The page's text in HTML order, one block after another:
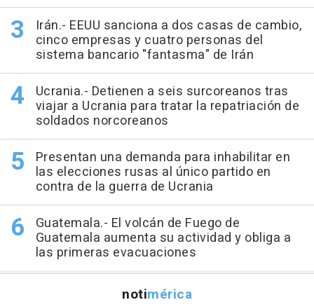
Irán.- EEUU sanciona a dos casas de cambio,
cinco empresas y cuatro personas del
sistema bancario "fantasma" de Irán
Ucrania.- Detienen a seis surcoreanos tras
viajar a Ucrania para tratar la repatriación de
soldados norcoreanos
Presentan una demanda para inhabilitar en
las elecciones rusas al único partido en
contra de la guerra de Ucrania
Guatemala.- El volcán de Fuego de
Guatemala aumenta su actividad y obliga a
las primeras evacuaciones
notimérica